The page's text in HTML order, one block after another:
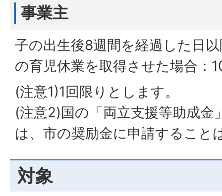
事業主
子の出生後8週間を経過した日
の育児休業を取得させた場合：
(注意1)1回限りとします。
(注意2)国の「両立支援等助成金
は、市の奨励金に申請すること
対象